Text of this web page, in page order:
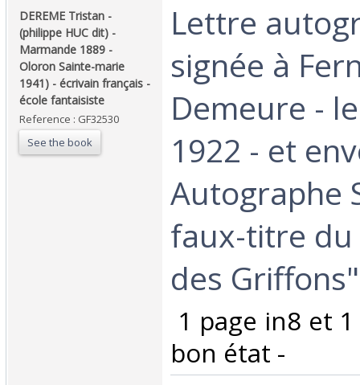
‎DEREME Tristan -
(philippe HUC dit) -
Marmande 1889 -
Oloron Sainte-marie
1941) - écrivain français -
école fantaisiste‎
Reference : GF32530
See the book
‎Lettre
signée à
Demeure -
1922 - et
Autographe
faux-titre du
des
1 page in8 et
bon état -‎